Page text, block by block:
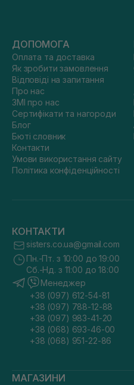
ДОПОМОГА
Оплата та доставка
Як зробити замовлення
Відповіді на запитання
Про нас
ЗМІ про нас
Сертифікати та нагороди
Блог
Бюті словник
Контакти
Умови використання сайту
Політика конфіденційності
КОНТАКТИ
sisters.co.ua@gmail.com
Пн.-Пт. з 10:00 до 19:00
Сб.-Нд. з 11:00 до 18:00
Менеджер
+38 (097) 612-54-81
+38 (097) 788-12-88
+38 (097) 983-41-20
+38 (068) 693-46-00
+38 (068) 951-22-86
МАГАЗИНИ